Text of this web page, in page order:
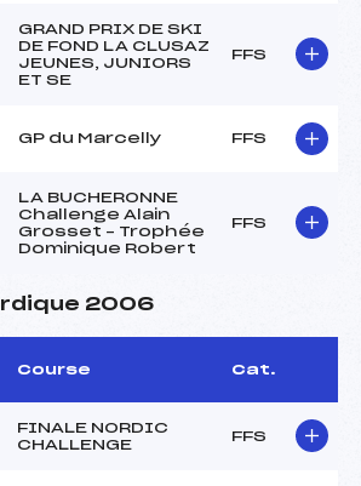
GRAND PRIX DE SKI
DE FOND LA CLUSAZ
JEUNES, JUNIORS
ET SE
FFS
GP du Marcelly FFS
LA BUCHERONNE
Challenge Alain
Grosset – Trophée
Dominique Robert
FFS
2006
Course Cat.
FINALE NORDIC
CHALLENGE
FFS